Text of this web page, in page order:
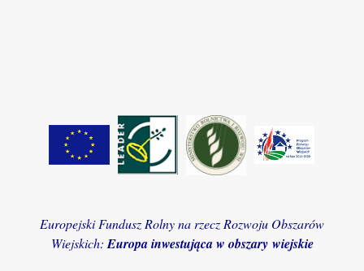
Europejski Fundusz Rolny na rzecz Rozwoju Obszarów
Wiejskich: Europa inwestująca w obszary wiejskie